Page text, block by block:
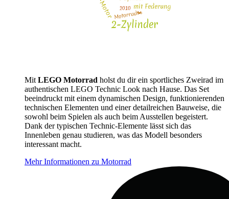
Mit LEGO Motorrad holst du dir ein sportliches Zweirad im
authentischen LEGO Technic Look nach Hause. Das Set
beeindruckt mit einem dynamischen Design, funktionierenden
technischen Elementen und einer detailreichen Bauweise, die
sowohl beim Spielen als auch beim Ausstellen begeistert.
Dank der typischen Technic-Elemente lässt sich das
Innenleben genau studieren, was das Modell besonders
interessant macht.
Mehr Informationen zu Motorrad